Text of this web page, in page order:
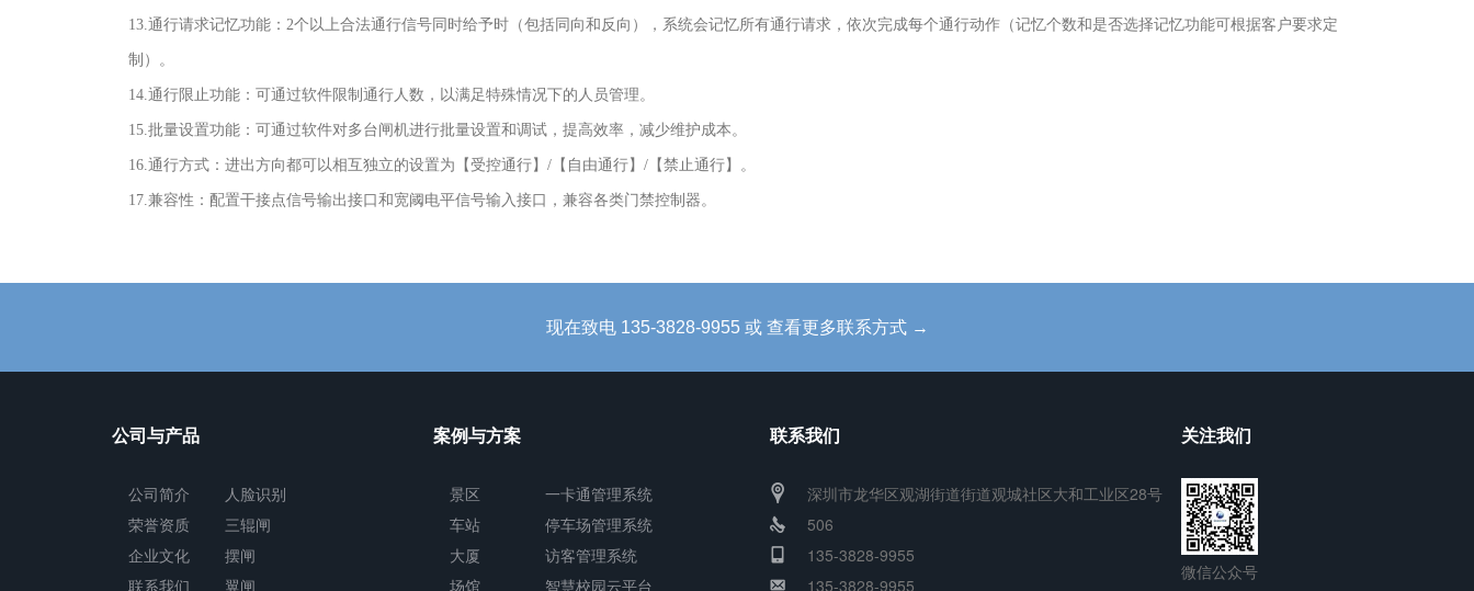
13.通行请求记忆功能：2个以上合法通行信号同时给予时（包括同向和反向），系统会记忆所有通行请求，依次完成每个通行动作（记忆个数和是否选择记忆功能可根据客户要求定
制）。
14.通行限止功能：可通过软件限制通行人数，以满足特殊情况下的人员管理。
15.批量设置功能：可通过软件对多台闸机进行批量设置和调试，提高效率，减少维护成本。
16.通行方式：进出方向都可以相互独立的设置为【受控通行】/【自由通行】/【禁止通行】。
17.兼容性：配置干接点信号输出接口和宽阈电平信号输入接口，兼容各类门禁控制器。
现在致电 135-3828-9955 或 查看更多联系方式 →
公司与产品
公司简介
荣誉资质
企业文化
联系我们
人脸识别
三辊闸
摆闸
翼闸
案例与方案
景区
车站
大厦
场馆
一卡通管理系统
停车场管理系统
访客管理系统
智慧校园云平台
联系我们
深圳市龙华区观湖街道街道观城社区大和工业区28号
506
135-3828-9955
135-3828-9955
关注我们
微信公众号